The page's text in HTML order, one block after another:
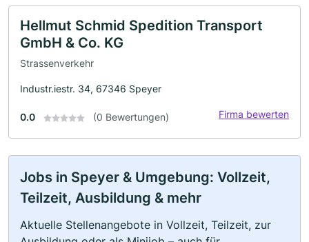
Hellmut Schmid Spedition Transport
GmbH & Co. KG
Strassenverkehr
Industr.iestr. 34, 67346 Speyer
0.0 (0 Bewertungen) Firma bewerten
Jobs in Speyer & Umgebung: Vollzeit,
Teilzeit, Ausbildung & mehr
Aktuelle Stellenangebote in Vollzeit, Teilzeit, zur